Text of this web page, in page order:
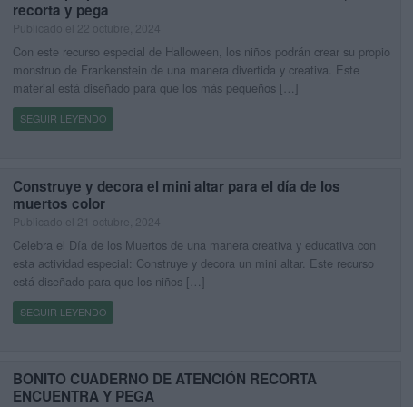
recorta y pega
Con este recurso especial de Halloween, los niños podrán crear su propio
monstruo de Frankenstein de una manera divertida y creativa. Este
material está diseñado para que los más pequeños […]
SEGUIR LEYENDO
Construye y decora el mini altar para el día de los
muertos color
Celebra el Día de los Muertos de una manera creativa y educativa con
esta actividad especial: Construye y decora un mini altar. Este recurso
está diseñado para que los niños […]
SEGUIR LEYENDO
BONITO CUADERNO DE ATENCIÓN RECORTA
ENCUENTRA Y PEGA